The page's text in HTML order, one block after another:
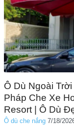
Ô Dù Ngoài
Pháp Che Xe
Resort | Ô Dù
Ô dù che nắng 7/18/